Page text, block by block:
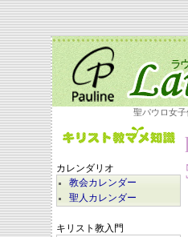
聖パウロ女
カレンダリオ
教会カレンダー
聖人カレンダー
キリスト教入門